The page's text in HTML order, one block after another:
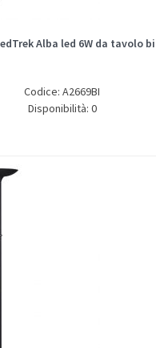
Alba led 6W da tavolo
Codice: A2669BI
Disponibilità: 0